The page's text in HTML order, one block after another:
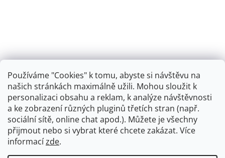
Používáme "Cookies" k tomu, abyste si návštěvu na
našich stránkách maximálně užili. Mohou sloužit k
personalizaci obsahu a reklam, k analýze návštěvnosti
a ke zobrazení různých pluginů třetích stran (např.
sociální sítě, online chat apod.). Můžete je všechny
přijmout nebo si vybrat které chcete zakázat. Více
informacízde.
Retro koupelna